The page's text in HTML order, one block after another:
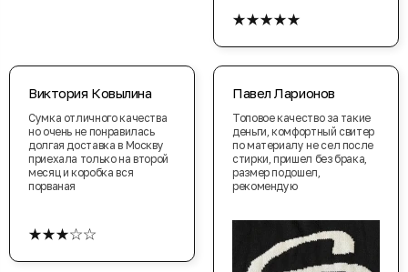
★★★★★
Виктория Ковылина
Сумка отличного качества
но очень не понравилась
долгая доставка в Москву
приехала только на второй
месяц и коробка вся
порваная
★★★☆☆
Павел Ларионов
Топовое качество за такие
деньги, комфортный свитер
по материалу не сел после
стирки, пришел без брака,
размер подошел,
рекомендую